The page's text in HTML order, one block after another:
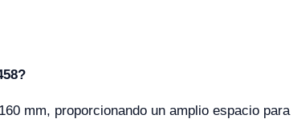
mm, proporcionando un amplio espacio